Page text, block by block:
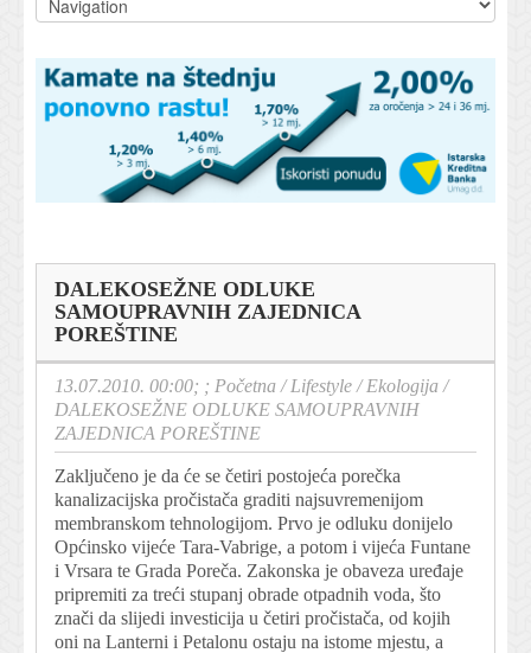
DALEKOSEŽNE ODLUKE
SAMOUPRAVNIH ZAJEDNICA
POREŠTINE
13.07.2010. 00:00; ; Početna /Lifestyle /Ekologija /
DALEKOSEŽNE ODLUKE SAMOUPRAVNIH
ZAJEDNICA POREŠTINE
Zaključeno je da će se četiri postojeća porečka
kanalizacijska pročistača graditi najsuvremenijom
membranskom tehnologijom. Prvo je odluku donijelo
Općinsko vijeće Tara-Vabrige, a potom i vijeća Funtane
i Vrsara te Grada Poreča. Zakonska je obaveza uređaje
pripremiti za treći stupanj obrade otpadnih voda, što
znači da slijedi in vesticija u četiri pročistača, od kojih
oni na Lanterni i Petalonu ostaju na istome mjestu, a